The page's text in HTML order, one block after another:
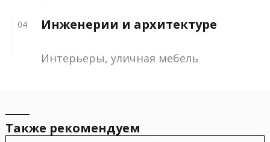
04 Инженерии и архитектуре
Интерьеры, уличная мебель
Также рекомендуем